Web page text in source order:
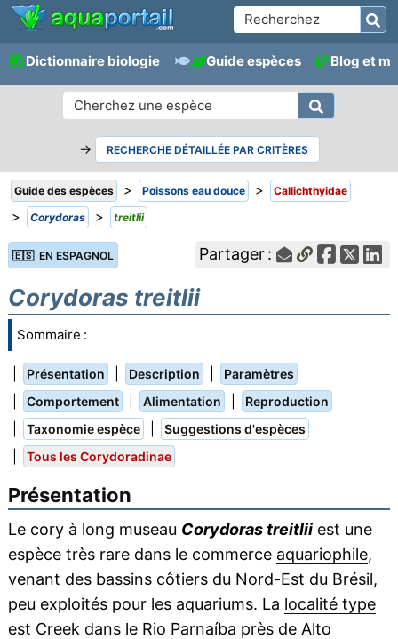
Dictionnaire biologie Guide espèces Blog et
→ RECHERCHE DÉTAILLÉE PAR CRITÈRES
Guide des espèces > Poissons eau douce > Callichthyidae
> Corydoras > treitlii
🇪🇸 EN ESPAGNOL Partager :
Corydoras treitlii
Sommaire :
Présentation Description Paramètres
Comportement Alimentation Reproduction
Taxonomie espèce Suggestions d'espèces
Tous les Corydoradinae
Présentation
Le coryà long museau Corydoras treitliiest une
espèce très rare dans le commerce aquariophile,
venant des bassins côtiers du Nord-Est du Brésil,
peu exploités pour les aquariums. La localité type
est Creek dans le Rio Parnaíba près de Alto